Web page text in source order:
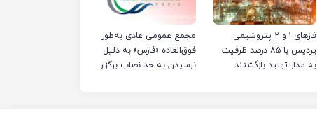
فازهای ۱ و ۲ پتروشیمی
پردیس با ۸۵ درصد ظرفیت
به مدار تولید بازگشتند
مجمع عمومی عادی به‌طور
فوق‌العاده «فارس» به دلیل
نرسیدن به حد نصاب برگزار